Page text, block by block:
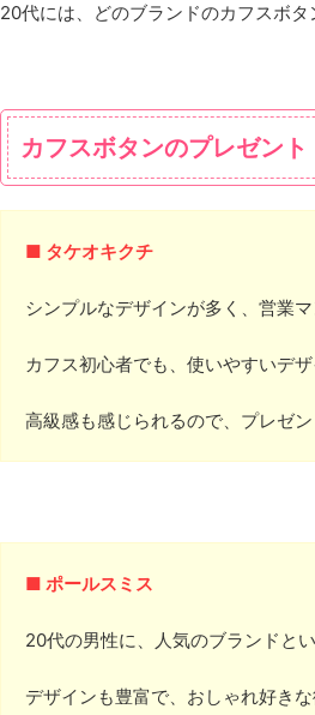
20代には、どのブランドのカフスボタ
カフスボタンのプレゼン
■ タケオキクチ
シンプルなデザインが多く、営業
カフス初心者でも、使いやすいデザ
高級感も感じられるので、プレゼン
■ ポールスミス
20代の男性に、人気のブランドと
デザインも豊富で、おしゃれ好きな